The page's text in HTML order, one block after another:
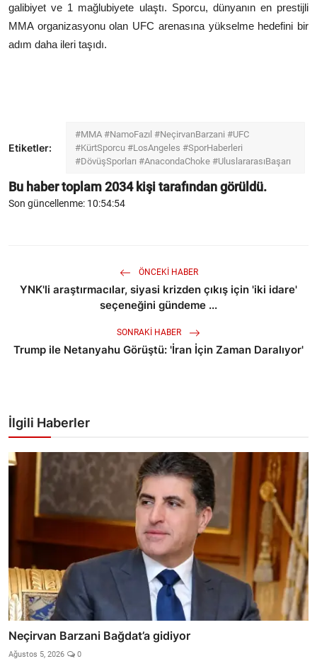
galibiyet ve 1 mağlubiyete ulaştı. Sporcu, dünyanın en prestijli
MMA organizasyonu olan UFC arenasına yükselme hedefini bir
adım daha ileri taşıdı.
Etiketler:
#MMA #NamoFazıl #NeçirvanBarzani #UFC
#KürtSporcu #LosAngeles #SporHaberleri
#DövüşSporları #AnacondaChoke #UluslararasıBaşarı
Bu haber toplam2034kişi tarafından görüldü.
Son güncellenme: 10:54:54
ÖNCEKI HABER
YNK'li araştırmacılar, siyasi krizden çıkış için 'iki idare'
seçeneğini gündeme ...
SONRAKI HABER
Trump ile Netanyahu Görüştü: 'İran İçin Zaman Daralıyor'
İlgili Haberler
Neçirvan Barzani Bağdat’a gidiyor
Ağustos 5, 2026 0